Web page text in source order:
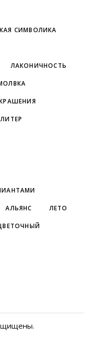
СИМВОЛИКА
ЛАКОНИЧНОСТЬ
АЛЬЯНС ЛЕТО